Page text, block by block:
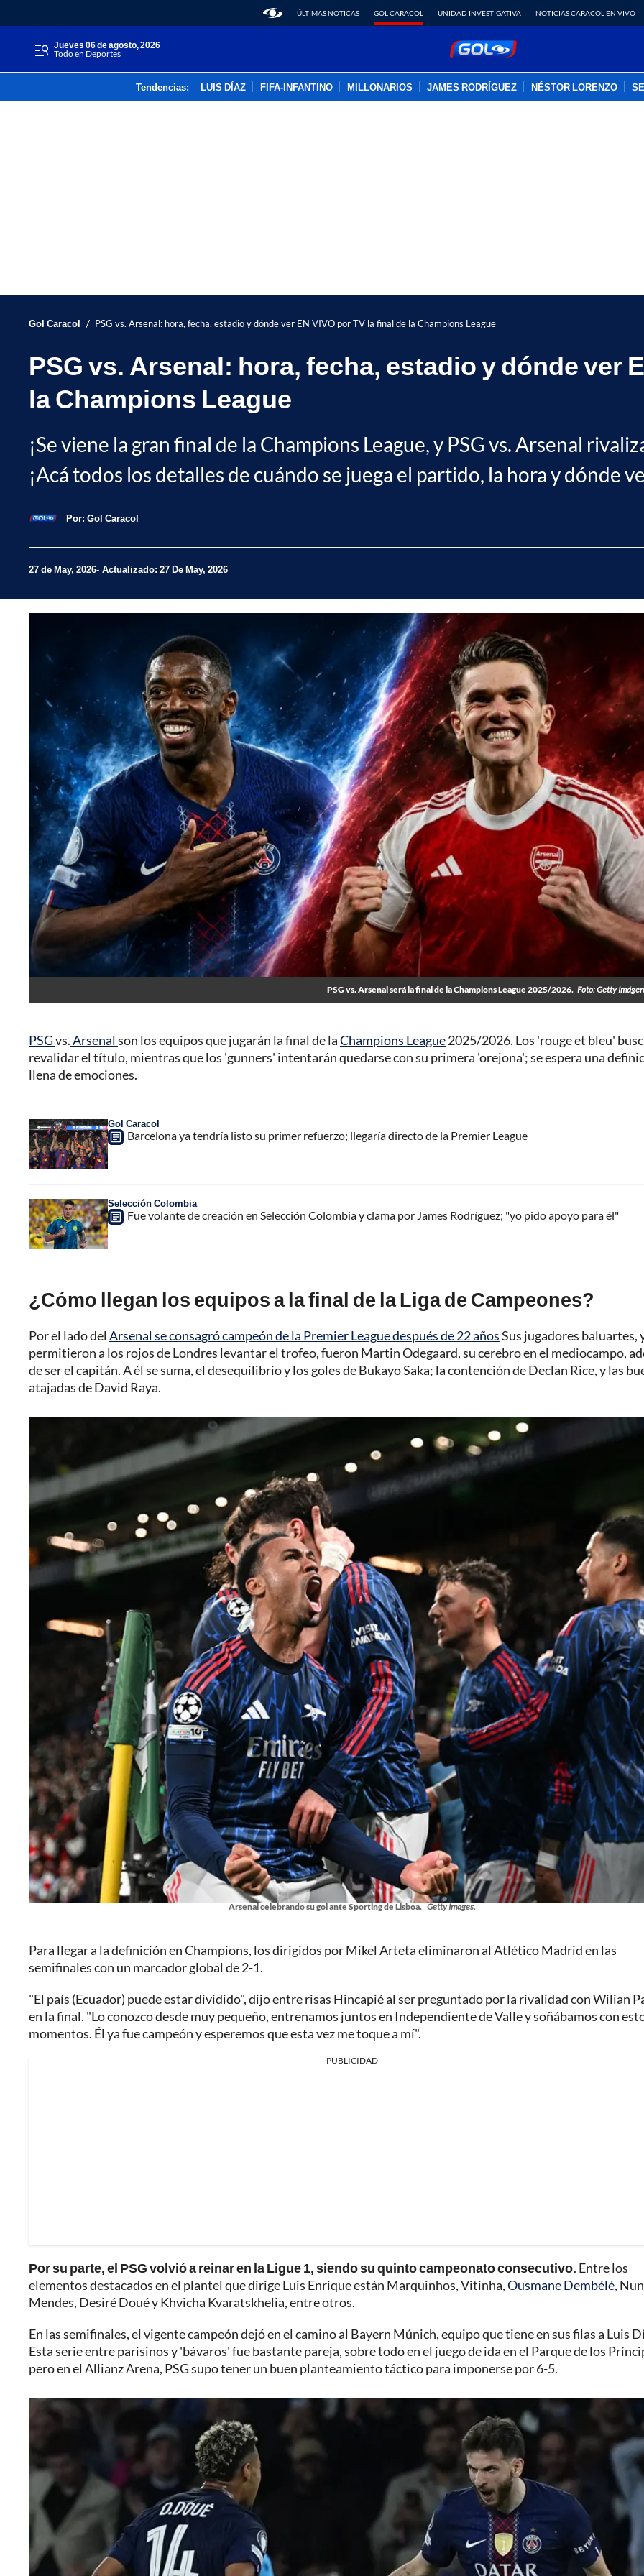
ÚLTIMAS NOTICAS GOL CARACOL UNIDAD INVESTIGATIVA NOTICIAS CARACOL EN VIVO
jueves 06 de agosto, 2026
Todo en Deportes
Tendencias: LUIS DÍAZ FIFA-INFANTINO MILLONARIOS JAMES RODRÍGUEZ NÉSTOR LORENZO
Gol Caracol / PSG vs. Arsenal: hora, fecha, estadio y dónde ver EN VIVO por TV la final de la Champions League
PSG vs. Arsenal: hora, fecha, estadio y dónde ver
la Champions League
¡Se viene la gran final de la Champions League, y PSG vs. Arsenal
¡Acá todos los detalles de cuándo se juega el partido, la hora y dónde
Por: Gol Caracol
27 de May, 2026 Actualizado: 27 De May, 2026
PSG vs. Arsenal será la final de la Champions League 2025/2026. Foto: Getty
PSGvs.Arsenalson los equipos que jugarán la final de laChampions League2025/2026. Los 'rouge et bleu'
revalidar el título, mientras que los 'gunners' intentarán quedarse con su primera 'orejona'; se espera una
llena de emociones.
Gol Caracol
Barcelona ya tendría listo su primer refuerzo; llegaría directo de la Premier League
Selección Colombia
Fue volante de creación en Selección Colombia y clama por James Rodríguez; "yo pido apoyo para él"
¿Cómo llegan los equipos a la final de la Liga de Campeones?
Por el lado del Arsenal se consagró campeón de la Premier League después de 22 añosSus jugadores baluartes,
permitieron a los rojos de Londres levantar el trofeo, fueron Martin Odegaard, su cerebro en el mediocampo,
de ser el capitán. A él se suma, el desequilibrio y los goles de Bukayo Saka; la contención de Declan Rice, y las
atajadas de David Raya.
Arsenal celebrando su gol ante Sporting de Lisboa. Getty Images.
Para llegar a la definición en Champions, los dirigidos por Mikel Arteta eliminaron al Atlético Madrid en las
semifinales con un marcador global de 2-1.
"El país (Ecuador) puede estar dividido", dijo entre risas Hincapié al ser preguntado por la rivalidad con Wilian
en la final. "Lo conozco desde muy pequeño, entrenamos juntos en Independiente de Valle y soñábamos con
momentos. Él ya fue campeón y esperemos que esta vez me toque a mí".
PUBLICIDAD
Por su parte, el PSG volvió a reinar en la Ligue 1, siendo su quinto campeonato consecutivo. Entre los
elementos destacados en el plantel que dirige Luis Enrique están Marquinhos, Vitinha,Ousmane Dembélé,
Mendes, Desiré Doué y Khvicha Kvaratskhelia, entre otros.
En las semifinales, el vigente campeón dejó en el camino al Bayern Múnich, equipo que tiene en sus filas a Luis
Esta serie entre parisinos y 'bávaros' fue bastante pareja, sobre todo en el juego de ida en el Parque de los
pero en el Allianz Arena, PSG supo tener un buen planteamiento táctico para imponerse por 6-5.